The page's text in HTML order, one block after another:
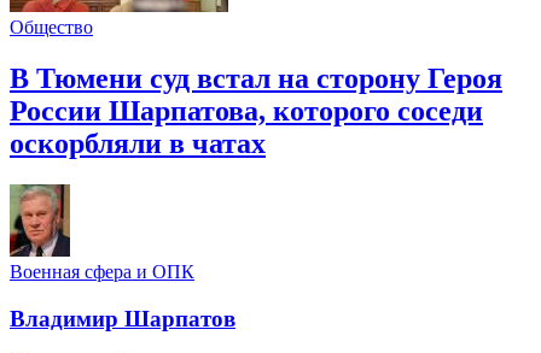
Общество
В Тюмени суд встал на сторону Героя
России Шарпатова, которого соседи
оскорбляли в чатах
Военная сфера и ОПК
Владимир Шарпатов